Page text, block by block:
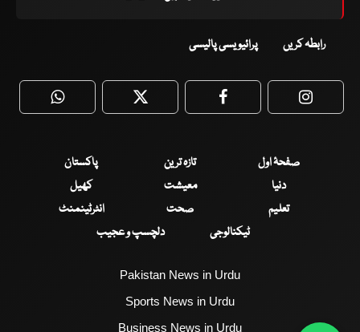
رابطہ کریں پرائیویسی پالیسی
WhatsApp Twitter Facebook
صفحۂ اول تازہ ترین
پاکستان
دنیا
معیشت
کھیل
تعلیم
صحت
انٹرٹینمنٹ
ٹیکنالوجی
دلچسپ و عجیب
Pakistan News in Urdu
Sports News in Urdu
Business News in Urdu